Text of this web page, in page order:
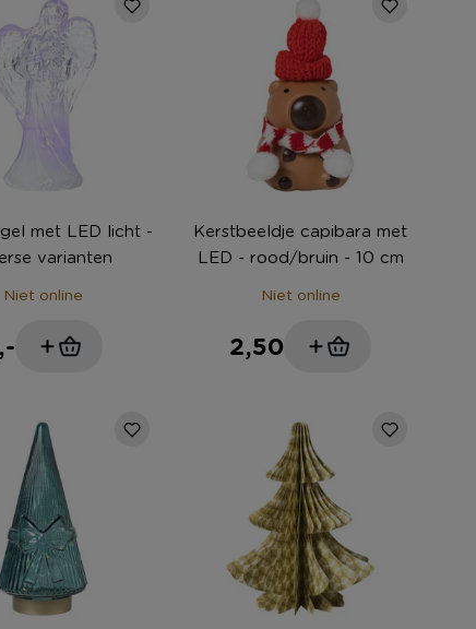
met LED licht -
varianten
Niet online
Kerstbeeldje capibara met
LED - rood/bruin - 10 cm
Niet online
2,50